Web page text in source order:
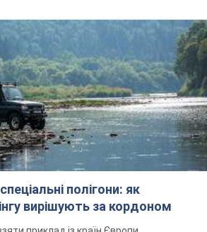
полігони: як
вирішують за кордоном
приклад із країн Європи
аномальної
злива:
на річки.
Франківщину та